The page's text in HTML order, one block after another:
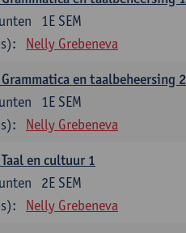
1E SEM
Nelly Grebeneva
en taalbeheersing 2
1E SEM
Nelly Grebeneva
en cultuur 1
2E SEM
Nelly Grebeneva